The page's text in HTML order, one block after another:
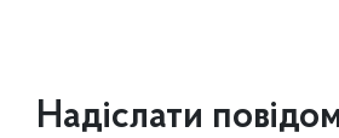
Надіслати